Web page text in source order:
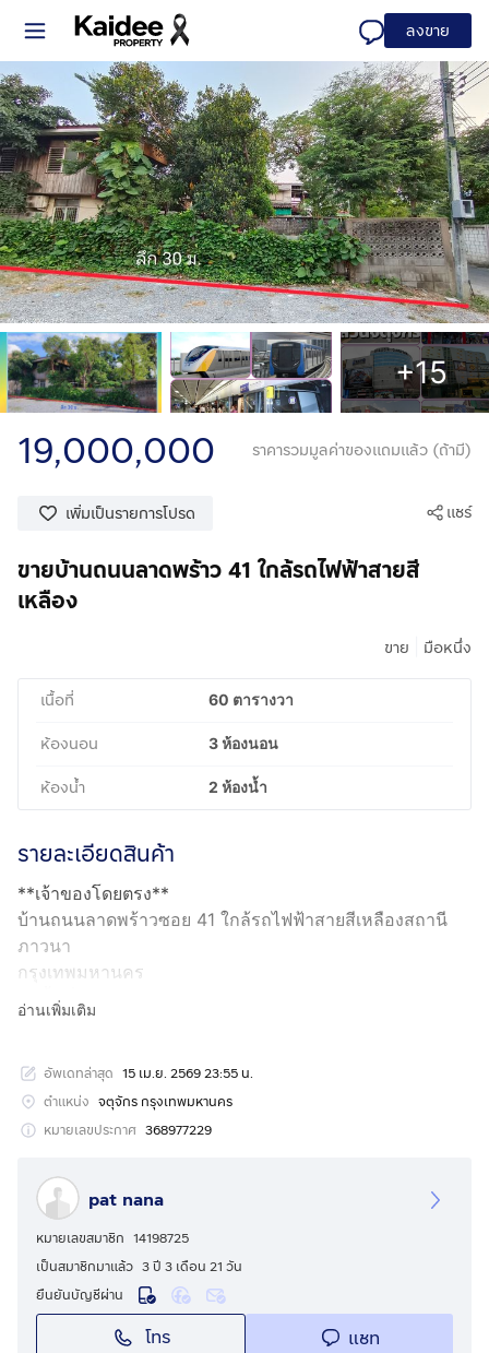
ลงขาย
+15
19,000,000 ราคารวมมูลค่าของแถมแล้ว (ถ้ามี)
เพิ่มเป็นรายการโปรด แชร์
ขายบ้านถนนลาดพร้าว 41 ใกล้รถไฟฟ้าสายสี
เหลือง
ขาย มือหนึ่ง
เนื้อที่ 60 ตารางวา
ห้องนอน 3 ห้องนอน
ห้องน้ำ 2 ห้องน้ำ
รายละเอียดสินค้า
**เจ้าของโดยตรง**
บ้านถนนลาดพร้าวซอย 41 ใกล้รถไฟฟ้าสายสีเหลืองสถานี
ภาวนา
กรุงเทพมหานคร
**เนื้อที่ 60 ตารางวา หน้ากว้าง 8 เมตรลึก 30 เมตร (บ้าน
เชื่อมต่อMRTสายสีน้ำเงิน สถานีลาดพร้าว และสถานีรัชดา
**สถานที่ใกล้เคียง**
โลตัสวังหิน วัดลาดพร้าว ศาลอาญารัชดา มหาวิทยาลัย
การบินพลเรือน มหาวิทยาลัยเกษตรศาสตร์ ห้าแยกลาดพร้าว
เซ็นทรัลลาดพร้าว ยูเนี่ยนมอลล์ สถานีกลางบางซื่อ ตลาดสด
สะพาน 2 ตลาดโชคชัย 4 สวนจตุจักร สถานีตำรวจ
พหลโยธิน สถานีตำรวจโชคชัย
**เส้นทางคมนาคมโดยรอบ**
ถนนลาดพร้าว เลียบด่วนรามอินทรา ถนนพหลโยธิน ถนน
เกษตร- นวมินทร์ ถนนวิภาวดีรังสิต
อ่านเพิ่มเติม
อัพเดทล่าสุด 15 เม.ย. 2569 23:55 น.
ตำแหน่ง จตุจักร กรุงเทพมหานคร
หมายเลขประกาศ 368977229
pat nana
หมายเลขสมาชิก 14198725
เป็นสมาชิกมาแล้ว 3 ปี 3 เดือน 21 วัน
ยืนยันบัญชีผ่าน
โทร แชท